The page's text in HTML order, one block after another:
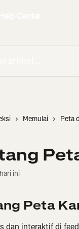
Memulai Peta
ini
Peta
dan interaktif di